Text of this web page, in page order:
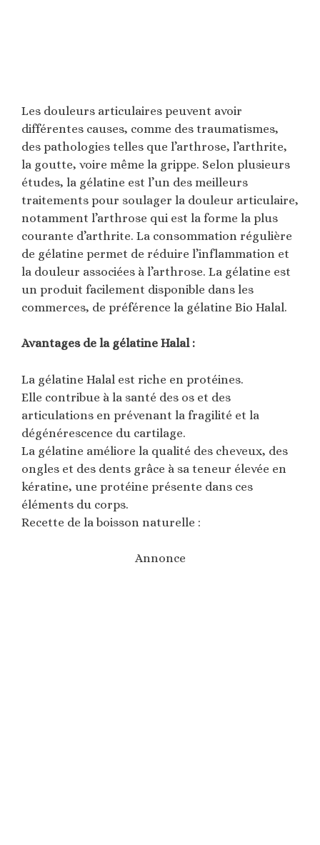
Les douleurs articulaires peuvent avoir
différentes causes, comme des traumatismes,
des pathologies telles que l’arthrose, l’arthrite,
la goutte, voire même la grippe. Selon plusieurs
études, la gélatine est l’un des meilleurs
traitements pour soulager la douleur articulaire,
notamment l’arthrose qui est la forme la plus
courante d’arthrite. La consommation régulière
de gélatine permet de réduire l’inflammation et
la douleur associées à l’arthrose. La gélatine est
un produit facilement disponible dans les
commerces, de préférence la gélatine Bio Halal.
Avantages de la gélatine Halal :
La gélatine Halal est riche en protéines.
Elle contribue à la santé des os et des
articulations en prévenant la fragilité et la
dégénérescence du cartilage.
La gélatine améliore la qualité des cheveux, des
ongles et des dents grâce à sa teneur élevée en
kératine, une protéine présente dans ces
éléments du corps.
Recette de la boisson naturelle :
Annonce